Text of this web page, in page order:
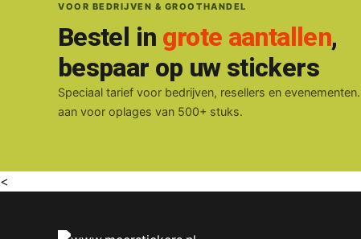
VOOR BEDRIJVEN & GROOTHANDEL
Bestel in grote aantallen,
bespaar op uw stickers
Speciaal tarief voor bedrijven, resellers en
aan voor oplages van 500+ stuks.
<